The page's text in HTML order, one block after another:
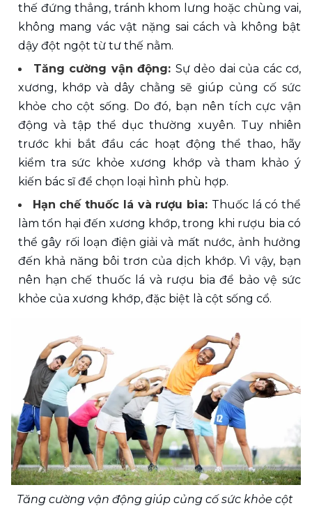
thế đứng thẳng, tránh khom lưng hoặc chùng vai,
không mang vác vật nặng sai cách và không bật
dậy đột ngột từ tư thế nằm.
Tăng cường vận động: Sự dẻo dai của các cơ,
xương, khớp và dây chằng sẽ giúp củng cố sức
khỏe cho cột sống. Do đó, bạn nên tích cực vận
động và tập thể dục thường xuyên. Tuy nhiên
trước khi bắt đầu các hoạt động thể thao, hãy
kiểm tra sức khỏe xương khớp và tham khảo ý
kiến bác sĩ để chọn loại hình phù hợp.
Hạn chế thuốc lá và rượu bia: Thuốc lá có thể
làm tổn hại đến xương khớp, trong khi rượu bia có
thể gây rối loạn điện giải và mất nước, ảnh hưởng
đến khả năng bôi trơn của dịch khớp. Vì vậy, bạn
nên hạn chế thuốc lá và rượu bia để bảo vệ sức
khỏe của xương khớp, đặc biệt là cột sống cổ.
Tăng cường vận động giúp củng cố sức khỏe cột